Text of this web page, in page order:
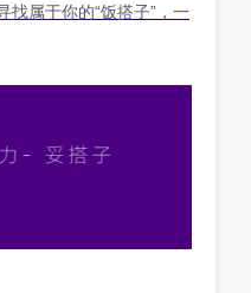
找属于你的“饭搭子”，一